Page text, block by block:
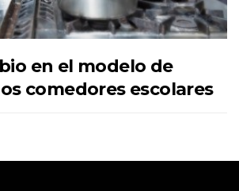
en el modelo de
comedores escolares